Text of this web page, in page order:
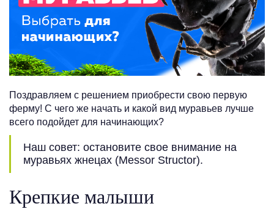
Поздравляем с решением приобрести свою первую
ферму! С чего же начать и какой вид муравьев лучше
всего подойдет для начинающих?
Наш совет: остановите свое внимание на
муравьях жнецах (Messor Structor).
Крепкие малыши